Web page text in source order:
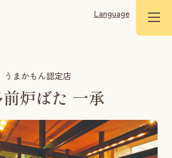
Language
うまかもん認定店
炉ばた 一承